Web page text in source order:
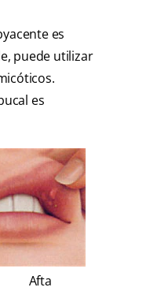
es
puede utilizar
es
Afta